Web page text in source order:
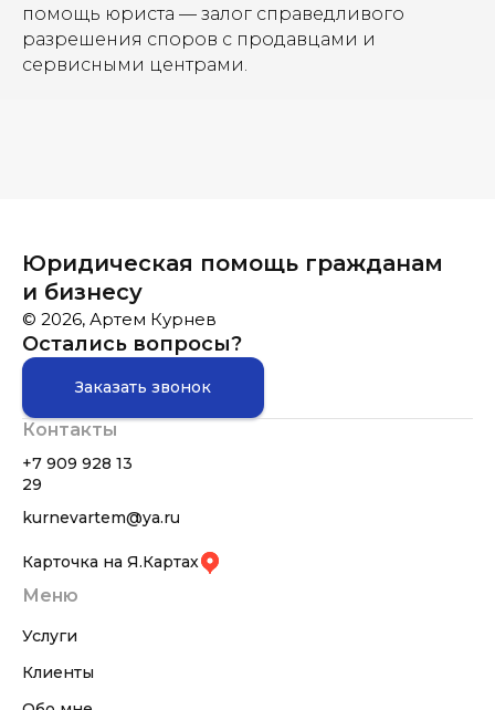
помощь юриста — залог справедливого
разрешения споров с продавцами и
сервисными центрами.
Юридическая помощь гражданам
и бизнесу
© 2026, Артем Курнев
Остались вопросы?
Заказать звонок
Контакты
+7 909 928 13
29
kurnevartem@ya.ru
Карточка на Я.Картах
Меню
Услуги
Клиенты